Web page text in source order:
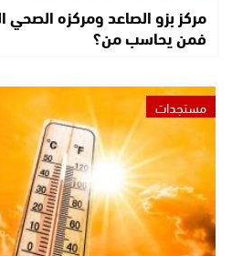
مركز بزو الصاعد ومركزه الصحي
فمن يحاسب من؟
مستجدات